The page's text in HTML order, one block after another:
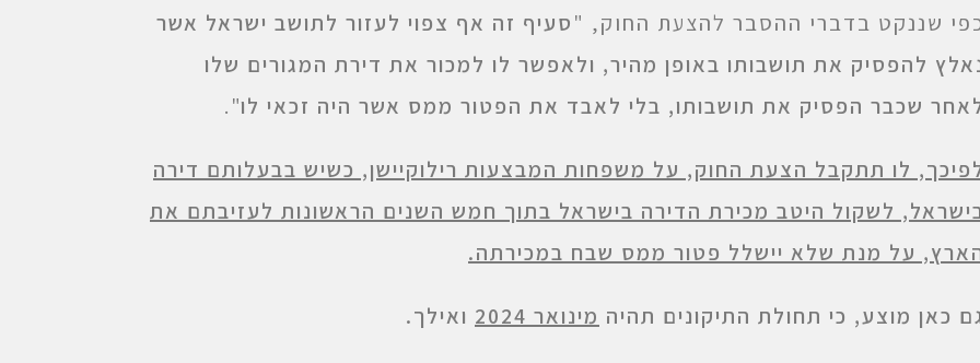
שננקט בדברי ההסבר להצעת החוק, "סעיף זה אף צפוי לעזור לתושב ישראל אשר
להפסיק את תושבותו באופן מהיר, ולאפשר לו למכור את דירת המגורים שלו
שכבר הפסיק את תושבותו, בלי לאבד את הפטור ממס אשר היה זכאי לו".
לו תתקבל הצעת החוק, על משפחות המבצעות רילוקיישן, כשיש בבעלותם דירה
לשקול היטב מכירת הדירה בישראל בתוך חמש השנים הראשונות לעזיבתם את
על מנת שלא יישלל פטור ממס שבח במכירתה.
כאן מוצע, כי תחולת התיקונים תהיה מינואר 2024 ואילך.